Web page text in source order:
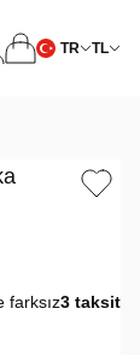
TR TL
farksız3 taksit